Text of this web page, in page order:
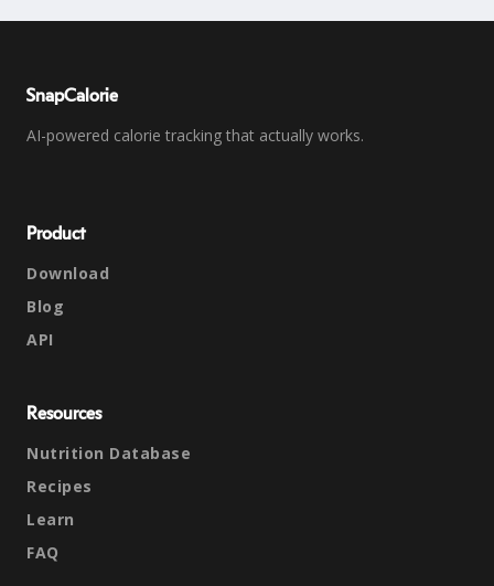
SnapCalorie
AI-powered calorie tracking that actually works.
Product
Download
Blog
API
Resources
Nutrition Database
Recipes
Learn
FAQ